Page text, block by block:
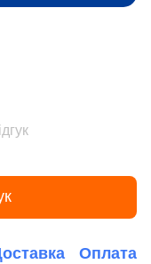
Оплата